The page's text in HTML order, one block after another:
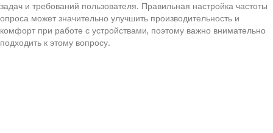
задач и требований пользователя. Правильная настройка частоты
опроса может значительно улучшить производительность и
комфорт при работе с устройствами, поэтому важно внимательно
подходить к этому вопросу.